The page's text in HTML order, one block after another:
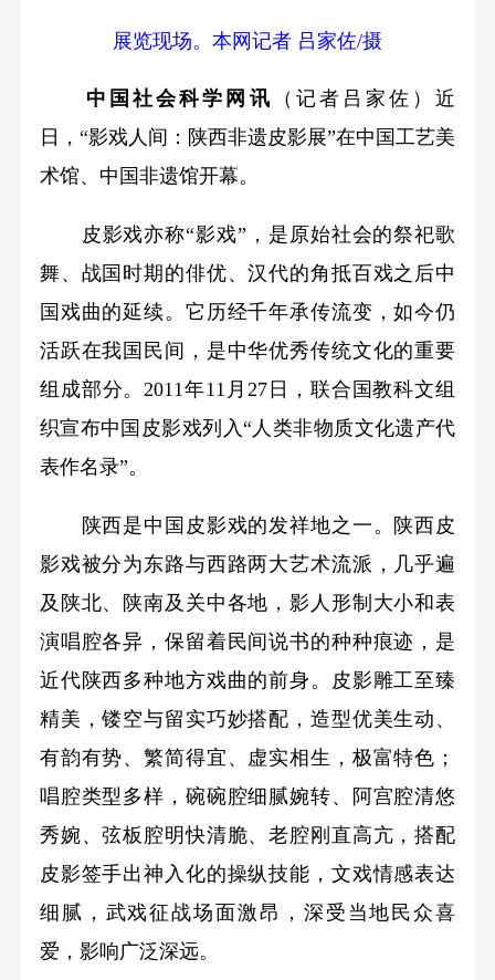
展览现场。本网记者 吕家佐/摄
中国社会科学网讯
（记者吕家佐）近
日，“影戏人间：陕西非遗皮影展”在中国工艺美
术馆、中国非遗馆开幕。
皮影戏亦称“影戏”，是原始社会的祭祀歌
舞、战国时期的俳优、汉代的角抵百戏之后中
国戏曲的延续。它历经千年承传流变，如今仍
活跃在我国民间，是中华优秀传统文化的重要
组成部分。2011年11月27日，联合国教科文组
织宣布中国皮影戏列入“人类非物质文化遗产代
表作名录”。
陕西是中国皮影戏的发祥地之一。陕西皮
影戏被分为东路与西路两大艺术流派，几乎遍
及陕北、陕南及关中各地，影人形制大小和表
演唱腔各异，保留着民间说书的种种痕迹，是
近代陕西多种地方戏曲的前身。皮影雕工至臻
精美，镂空与留实巧妙搭配，造型优美生动、
有韵有势、繁简得宜、虚实相生，极富特色；
唱腔类型多样，碗碗腔细腻婉转、阿宫腔清悠
秀婉、弦板腔明快清脆、老腔刚直高亢，搭配
皮影签手出神入化的操纵技能，文戏情感表达
细腻，武戏征战场面激昂，深受当地民众喜
爱，影响广泛深远。